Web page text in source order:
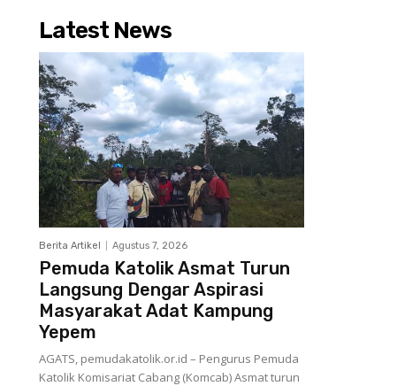
Latest News
Berita Artikel Agustus 7, 2026
Pemuda Katolik Asmat Turun
Langsung Dengar Aspirasi
Masyarakat Adat Kampung
Yepem
AGATS, pemudakatolik.or.id – Pengurus Pemuda
Katolik Komisariat Cabang (Komcab) Asmat turun